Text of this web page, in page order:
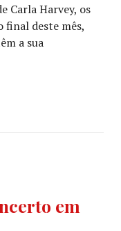
Carla Harvey, os
final deste mês,
a sua
vídeo-clip
em